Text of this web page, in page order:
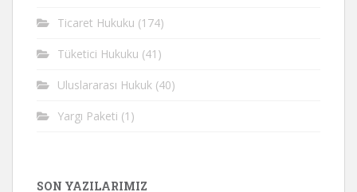
Ticaret Hukuku (174)
Tüketici Hukuku (41)
Uluslararası Hukuk (40)
Yargı Paketi (1)
SON YAZILARIMIZ